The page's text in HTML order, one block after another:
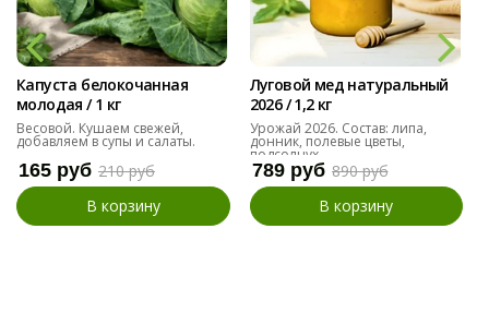
Капуста белокочанная
молодая / 1 кг
Весовой. Кушаем свежей,
добавляем в супы и салаты.
165 руб 210 руб
В корзину
Луговой мед натуральный
2026 / 1,2 кг
Урожай 2026. Состав: липа,
донник, полевые цветы,
подсолнух
789 руб 890 руб
В корзину